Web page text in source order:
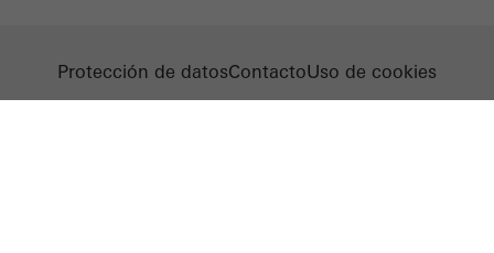
Protección de datosContactoUso de cookies